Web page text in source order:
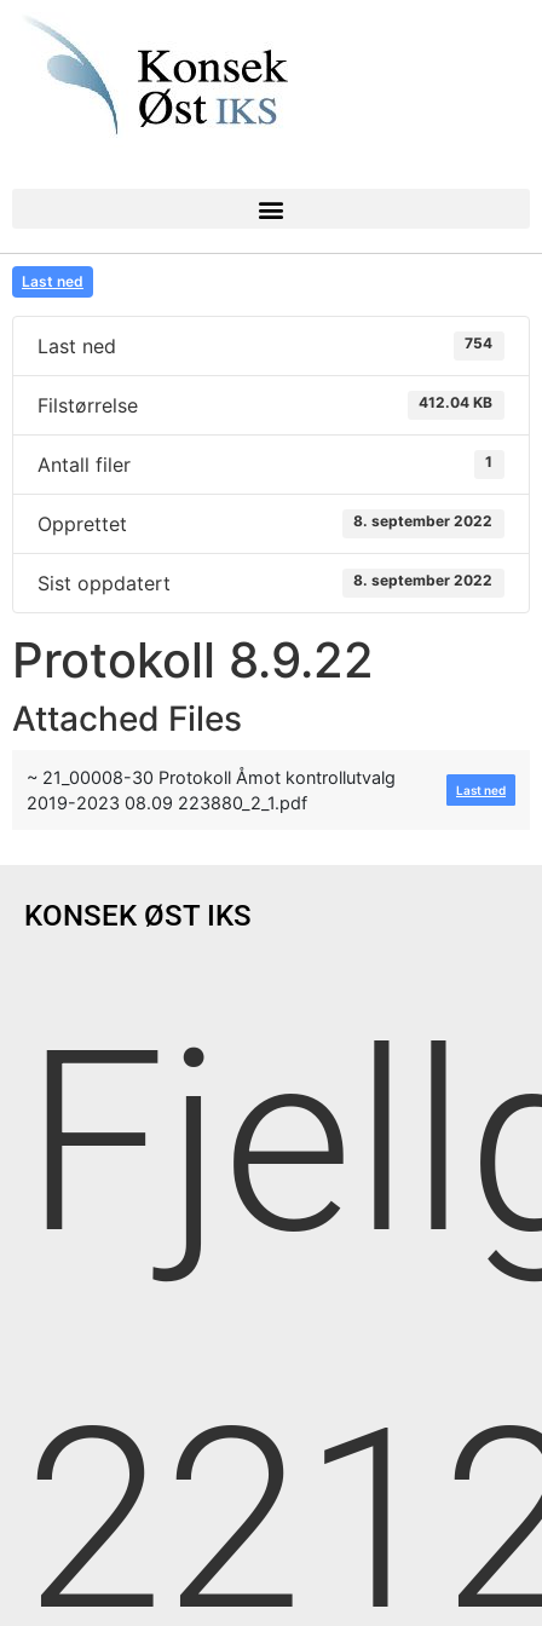
Last ned
Last ned 754
Filstørrelse 412.04 KB
Antall filer 1
Opprettet 8. september 2022
Sist oppdatert 8. september 2022
Protokoll 8.9.22
Attached Files
~ 21_00008-30 Protokoll Åmot kontrollutvalg
2019-2023 08.09 223880_2_1.pdf
Last ned
KONSEK ØST IKS